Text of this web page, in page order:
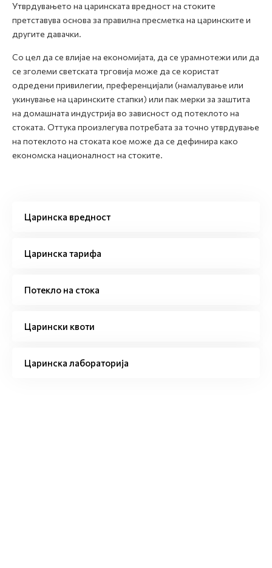
Е-Весник
Утврдувањето на царинската вредност на стоките
претставува основа за правилна пресметка на царинските и
другите давачки.
Со цел да се влијае на економијата, да се урамнотежи или да
се зголеми светската трговија може да се користат
одредени привилегии, преференцијали (намалување или
укинување на царинските стапки) или пак мерки за заштита
на домашната индустрија во зависност од потеклото на
стоката. Оттука произлегува потребата за точно утврдување
на потеклото на стоката кое може да се дефинира како
економска националност на стоките.
Царинска вредност
Царинска тарифа
Потекло на стока
Царински квоти
Царинска лабораторија